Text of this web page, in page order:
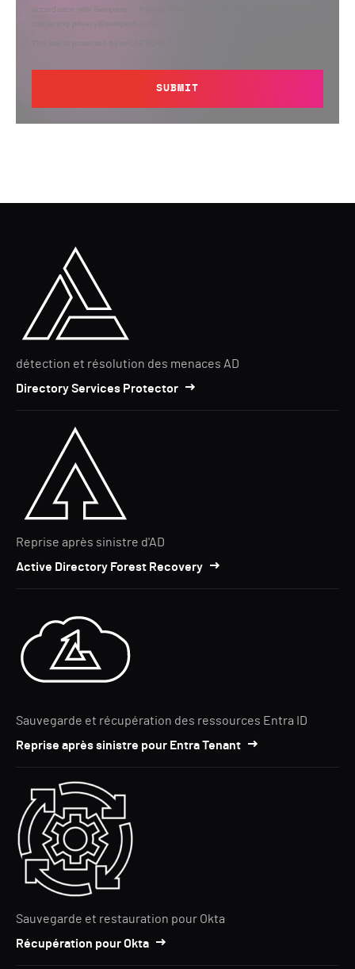
accordance with Semperis’
contacting privacy@semperis.com.
This site is protected by reCAPTCHA.
SUBMIT
détection et résolution des menaces AD
Directory Services Protector
Reprise après sinistre d'AD
Active Directory Forest Recovery
Sauvegarde et récupération des ressources Entra ID
Reprise après sinistre pour Entra Tenant
Sauvegarde et restauration pour Okta
Récupération pour Okta